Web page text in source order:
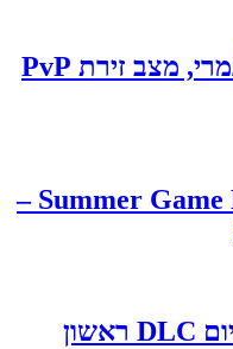
Palworld יוסיף אי חדש לגמרי, מצב זירת PvP
סיכום האירוע המרכזי Summer Game Fest –